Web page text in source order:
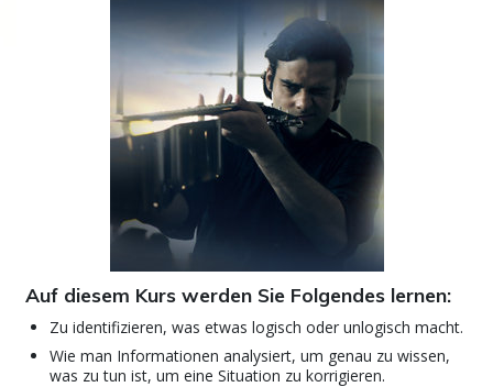
Auf diesem Kurs werden Sie Folgendes lernen:
Zu identifizieren, was etwas logisch oder unlogisch macht.
Wie man Informationen analysiert, um genau zu wissen,
was zu tun ist, um eine Situation zu korrigieren.